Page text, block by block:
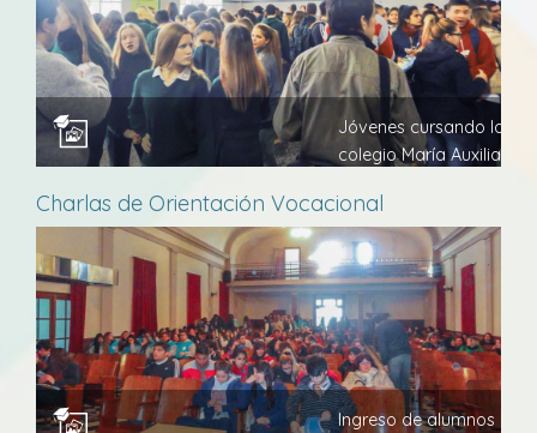
Jóvenes cursando los
colegio María
Charlas de Orientación Vocacional
Ingreso de alumnos al